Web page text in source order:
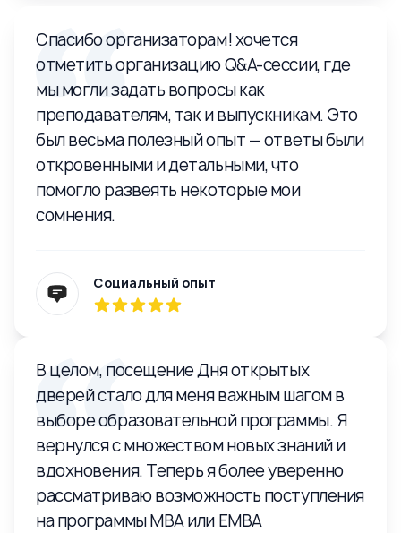
Спасибо организаторам! хочется
отметить организацию Q&A-сессии, где
мы могли задать вопросы как
преподавателям, так и выпускникам. Это
был весьма полезный опыт — ответы были
откровенными и детальными, что
помогло развеять некоторые мои
сомнения.
Социальный опыт
В целом, посещение Дня открытых
дверей стало для меня важным шагом в
выборе образовательной программы. Я
вернулся с множеством новых знаний и
вдохновения. Теперь я более уверенно
рассматриваю возможность поступления
на программы MBA или EMBA